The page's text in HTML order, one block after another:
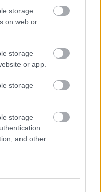
storage
on web or
storage
or app.
storage
storage
and other
vágyó fiatal
a mindössze 17
az első
Hírek